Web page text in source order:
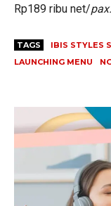
Rp189 ribu net/pax.
TAGS IBIS STYLES
LAUNCHING MENU